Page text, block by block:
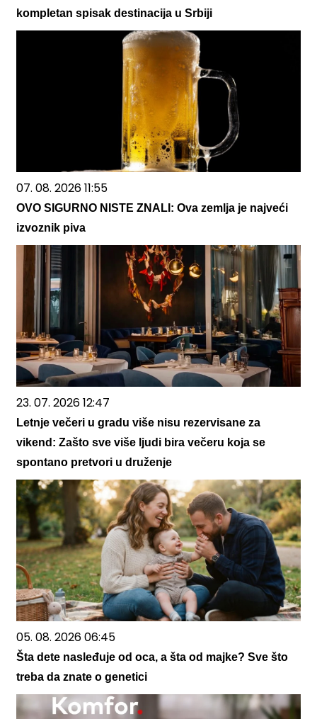
kompletan spisak destinacija u Srbiji
07. 08. 2026 11:55
OVO SIGURNO NISTE ZNALI: Ova zemlja je najveći
izvoznik piva
23. 07. 2026 12:47
Letnje večeri u gradu više nisu rezervisane za
vikend: Zašto sve više ljudi bira večeru koja se
spontano pretvori u druženje
05. 08. 2026 06:45
Šta dete nasleđuje od oca, a šta od majke? Sve što
treba da znate o genetici